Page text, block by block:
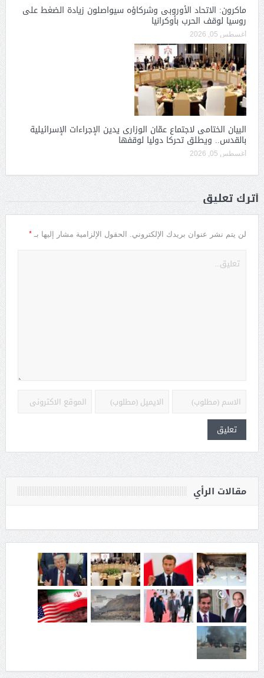
ماكرون: الاتحاد الأوروبى وشركاؤه سيواصلون زيادة الضغط على
روسيا لوقف الحرب بأوكرانيا
أغسطس 05, 2026
البيان الختامى لاجتماع عمّان الوزارى يدين الإجراءات الإسرائيلية
بالقدس.. ويطلق تحركا دوليا لوقفها
أغسطس 05, 2026
أترك تعليق
لن يتم نشر عنوان بريدك الإلكتروني. الحقول الإلزامية مشار إليها بـ *
مقالات الرأي